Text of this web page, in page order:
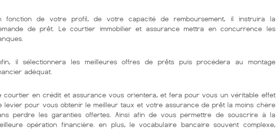
fonction de votre profil, de votre capacité de remboursement, il instruira la
de prêt. Le courtier immobilier et assurance mettra en concurrence les
il sélectionnera les meilleures offres de prêts puis procédera au montage
adéquat.
courtier en crédit et assurance vous orientera, et fera pour vous un véritable effet
levier pour vous obtenir le meilleur taux et votre assurance de prêt la moins chère
perdre les garanties offertes. Ainsi afin de vous permettre de souscrire à la
opération financière. en plus, le vocabulaire bancaire souvent complexe,